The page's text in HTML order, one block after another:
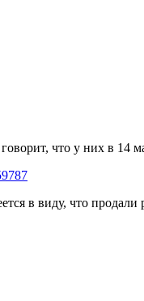
что у них в 14
в виду, что продали